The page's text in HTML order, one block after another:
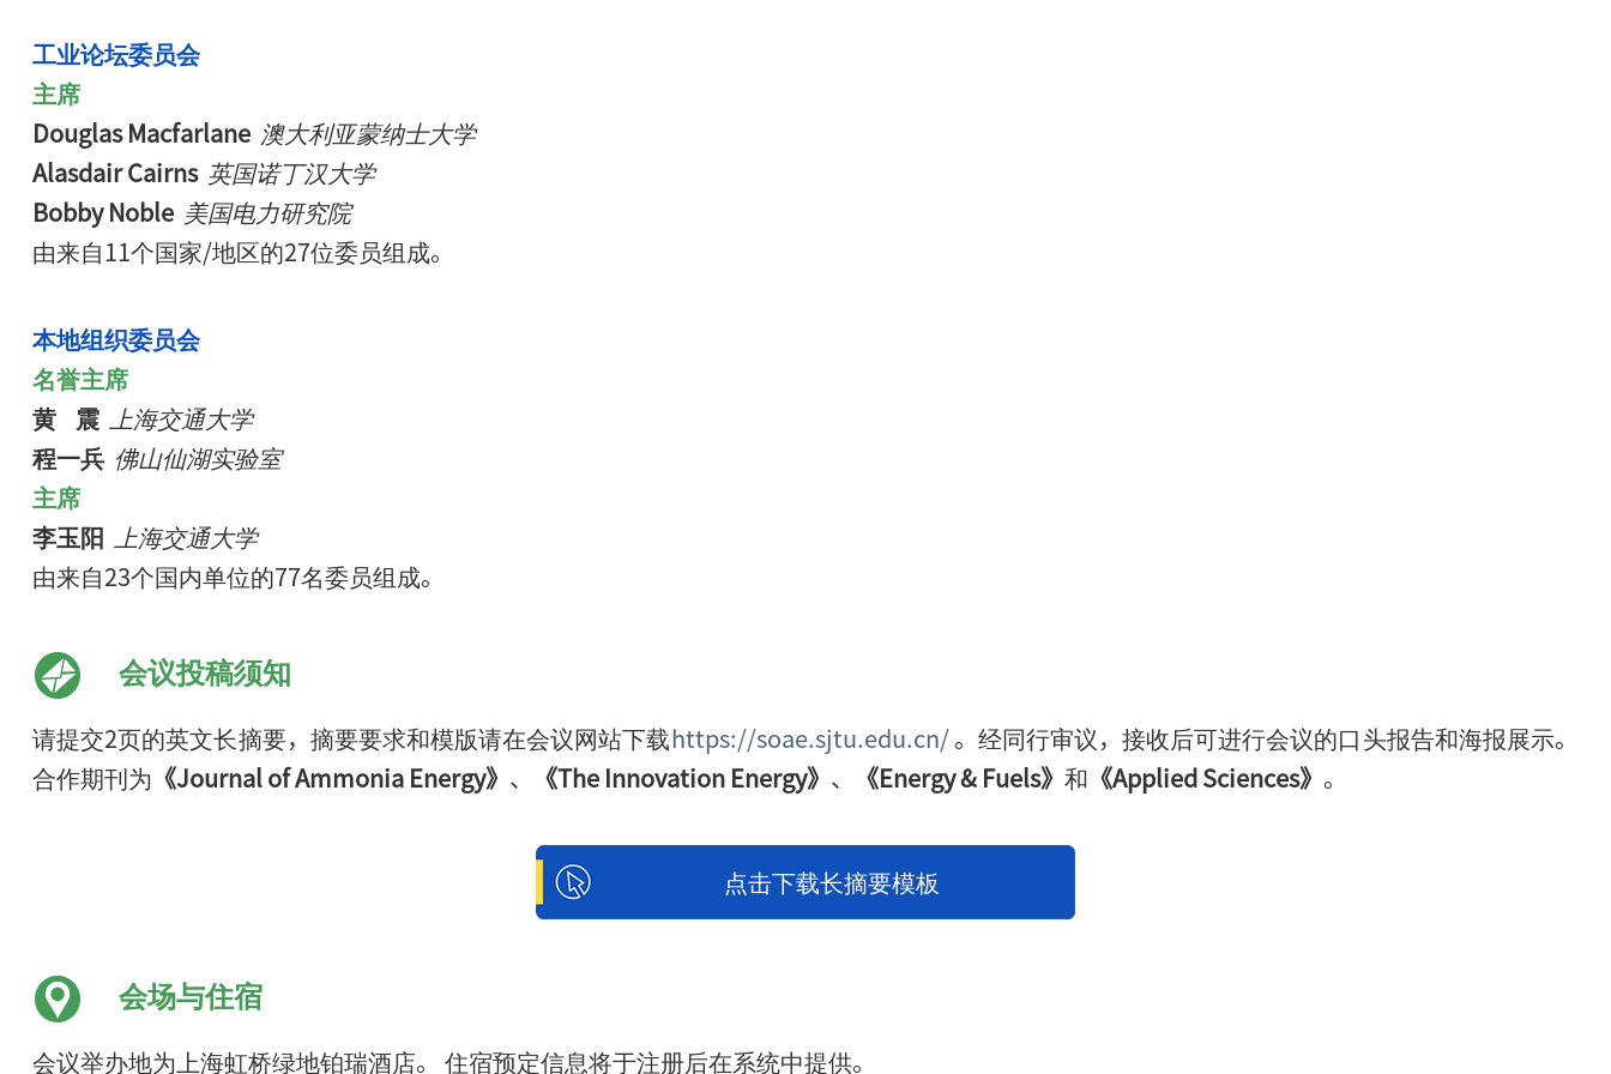
工业论坛委员会
主席
Douglas Macfarlane 澳大利亚蒙纳士大学
Alasdair Cairns 英国诺丁汉大学
Bobby Noble 美国电力研究院
由来自11个国家/地区的27位委员组成。
本地组织委员会
名誉主席
黄 震 上海交通大学
程一兵 佛山仙湖实验室
主席
李玉阳
上海交通大学
由来自23个国内单位的77名委员组成。
会议投稿须知
请提交2页的英文长摘要，摘要要求和模版请在会议网站下载https://soae.sjtu.edu.cn/。经同行审议，接收后可进行会议的口头报告和海报展示。
合作期刊为 《Journal of Ammonia Energy》 、 《The Innovation Energy》 、 《Energy & Fuels》 和 《Applied Sciences》 。
点击下载长摘要模板
会场与住宿
会议举办地为上海虹桥绿地铂瑞酒店。 住宿预定信息将于注册后在系统中提供。